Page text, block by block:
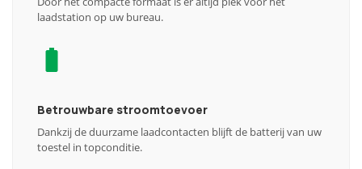
laadstation op uw bureau.
Betrouwbare stroomtoevoer
Dankzij de duurzame laadcontacten blijft de batterij van uw
toestel in topconditie.